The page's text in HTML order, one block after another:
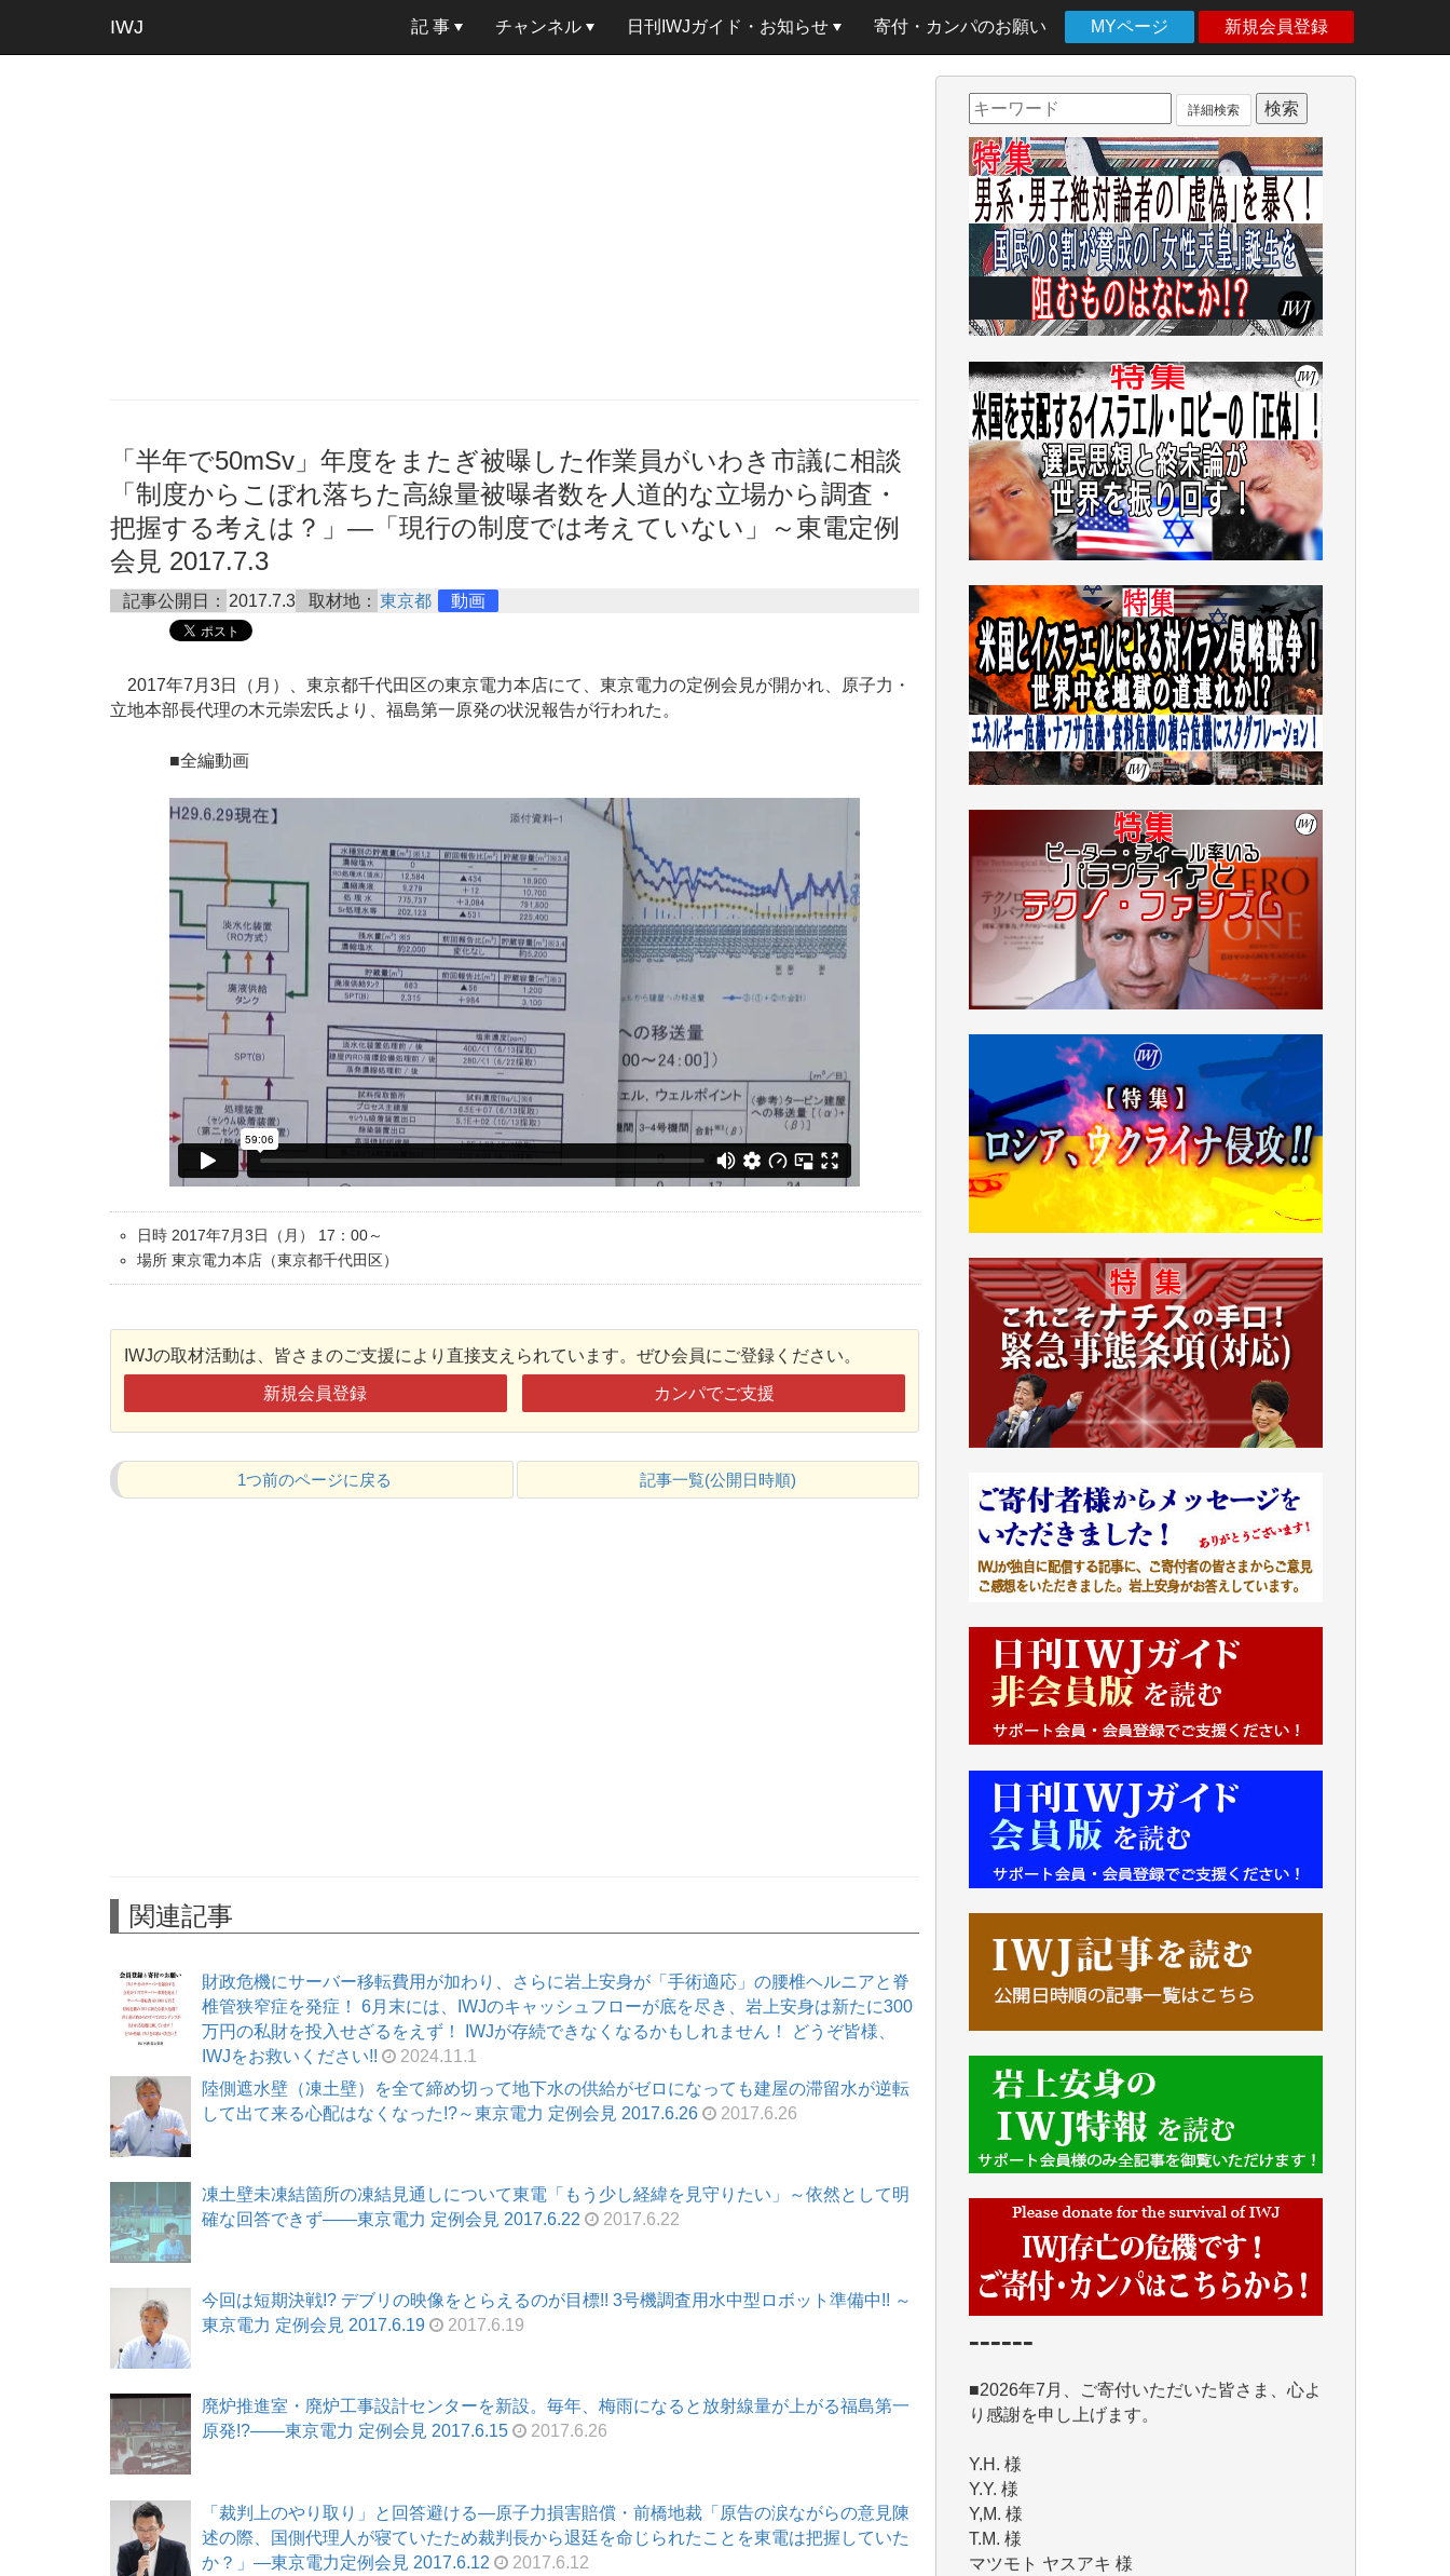
IWJ 記 事 チャンネル 日刊IWJガイド・お知らせ 寄付・カンパのお願い MYページ 新規会員登録
「半年で50mSv」年度をまたぎ被曝した作業員がいわき市議に相談
「制度からこぼれ落ちた高線量被曝者数を人道的な立場から調査・
把握する考えは？」―「現行の制度では考えていない」～東電定例
会見 2017.7.3
記事公開日： 2017.7.3 取材地： 東京都 動画
2017年7月3日（月）、東京都千代田区の東京電力本店にて、東京電力の定例会見が開かれ、原子力・
立地本部長代理の木元崇宏氏より、福島第一原発の状況報告が行われた。
■全編動画
日時 2017年7月3日（月） 17：00～
場所 東京電力本店（東京都千代田区）
IWJの取材活動は、皆さまのご支援により直接支えられています。ぜひ会員にご登録ください。
新規会員登録 カンパでご支援
1つ前のページに戻る 記事一覧(公開日時順)
関連記事
財政危機にサーバー移転費用が加わり、さらに岩上安身が「手術適応」の腰椎ヘルニアと脊
椎管狭窄症を発症！ 6月末には、IWJのキャッシュフローが底を尽き、岩上安身は新たに300
万円の私財を投入せざるをえず！ IWJが存続できなくなるかもしれません！ どうぞ皆様、
IWJをお救いください!!
2024.11.1
陸側遮水壁（凍土壁）を全て締め切って地下水の供給がゼロになっても建屋の滞留水が逆転
して出て来る心配はなくなった!?～東京電力 定例会見 2017.6.26
2017.6.26
凍土壁未凍結箇所の凍結見通しについて東電「もう少し経緯を見守りたい」～依然として明
確な回答できず――東京電力 定例会見 2017.6.22
2017.6.22
今回は短期決戦!? デブリの映像をとらえるのが目標!! 3号機調査用水中型ロボット準備中!! ～
東京電力 定例会見 2017.6.19
2017.6.19
廃炉推進室・廃炉工事設計センターを新設。毎年、梅雨になると放射線量が上がる福島第一
原発!?――東京電力 定例会見 2017.6.15
2017.6.26
「裁判上のやり取り」と回答避ける―原子力損害賠償・前橋地裁「原告の涙ながらの意見陳
述の際、国側代理人が寝ていたため裁判長から退廷を命じられたことを東電は把握していた
か？」―東京電力定例会見 2017.6.12
2017.6.12
詳細検索
■■■■■■
より、たくさんの応援のメッセージが届いて
います。感謝を込めて、その一部をここにご
紹介いたします。
■■■■■■
■2026年7月、ご寄付いただいた皆さま、心よ
Y.H. 様
Y,M. 様
T.M. 様
マツモト ヤスアキ 様
マシオン 恵美香 様
岩井 祐子 様